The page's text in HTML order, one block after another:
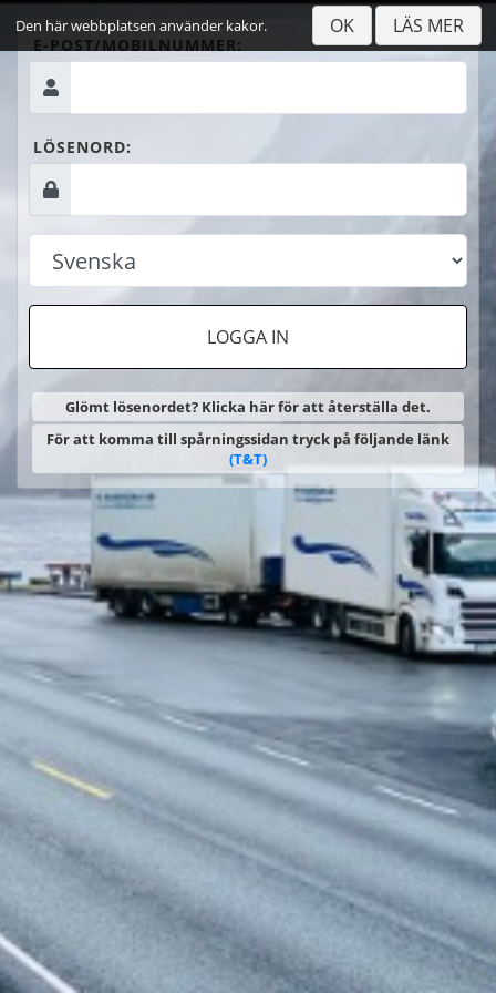
Den här webbplatsen använder kakor. OK LÄS MER
E-POST/MOBILNUMMER:
LÖSENORD:
LOGGA IN
Glömt lösenordet? Klicka här för att återställa det.
För att komma till spårningssidan tryck på följande länk
(T&T)